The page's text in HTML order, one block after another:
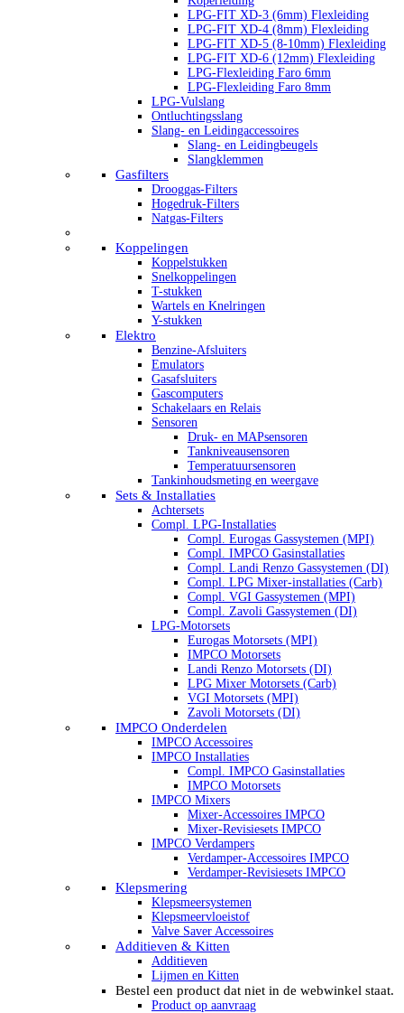
LPG-FIT XD-3 (6mm) Flexleiding
LPG-FIT XD-4 (8mm) Flexleiding
LPG-FIT XD-5 (8-10mm) Flexleiding
LPG-FIT XD-6 (12mm) Flexleiding
LPG-Flexleiding Faro 6mm
LPG-Flexleiding Faro 8mm
LPG-Vulslang
Ontluchtingsslang
Slang- en Leidingaccessoires
Slang- en Leidingbeugels
Slangklemmen
Gasfilters
Drooggas-Filters
Hogedruk-Filters
Natgas-Filters
Koppelingen
Koppelstukken
Snelkoppelingen
T-stukken
Wartels en Knelringen
Y-stukken
Elektro
Benzine-Afsluiters
Emulators
Gasafsluiters
Gascomputers
Schakelaars en Relais
Sensoren
Druk- en MAPsensoren
Tankniveausensoren
Temperatuursensoren
Tankinhoudsmeting en weergave
Sets & Installaties
Achtersets
Compl. LPG-Installaties
Compl. Eurogas Gassystemen (MPI)
Compl. IMPCO Gasinstallaties
Compl. Landi Renzo Gassystemen (DI)
Compl. LPG Mixer-installaties (Carb)
Compl. VGI Gassystemen (MPI)
Compl. Zavoli Gassystemen (DI)
LPG-Motorsets
Eurogas Motorsets (MPI)
IMPCO Motorsets
Landi Renzo Motorsets (DI)
LPG Mixer Motorsets (Carb)
VGI Motorsets (MPI)
Zavoli Motorsets (DI)
IMPCO Onderdelen
IMPCO Accessoires
IMPCO Installaties
Compl. IMPCO Gasinstallaties
IMPCO Motorsets
IMPCO Mixers
Mixer-Accessoires IMPCO
Mixer-Revisiesets IMPCO
IMPCO Verdampers
Verdamper-Accessoires IMPCO
Verdamper-Revisiesets IMPCO
Klepsmering
Klepsmeersystemen
Klepsmeervloeistof
Valve Saver Accessoires
Additieven & Kitten
Additieven
Lijmen en Kitten
Bestel een product dat niet in de webwinkel staat.
Product op aanvraag